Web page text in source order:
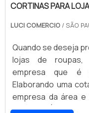
CORTINAS PARA
LUCI COMERCIO / SÃO
Quando se deseja
lojas de roupas,
empresa que é
Elaborando uma
empresa da área e
qualidade.É